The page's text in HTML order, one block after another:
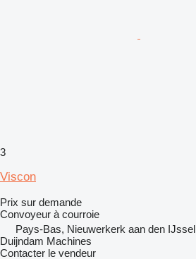
3
Viscon
Prix sur demande
Convoyeur à courroie
Pays-Bas, Nieuwerkerk aan den IJssel
Duijndam Machines
Contacter le vendeur